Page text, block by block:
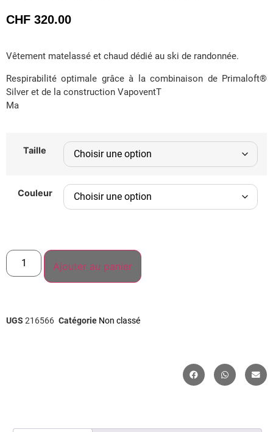
CHF 320.00
Vêtement matelassé et chaud dédié au ski de randonnée.
Respirabilité optimale grâce à la combinaison de Primaloft®
Silver et de la construction VapoventT
Ma
Taille
Couleur
Ajouter au panier
UGS 216566 Catégorie Non classé